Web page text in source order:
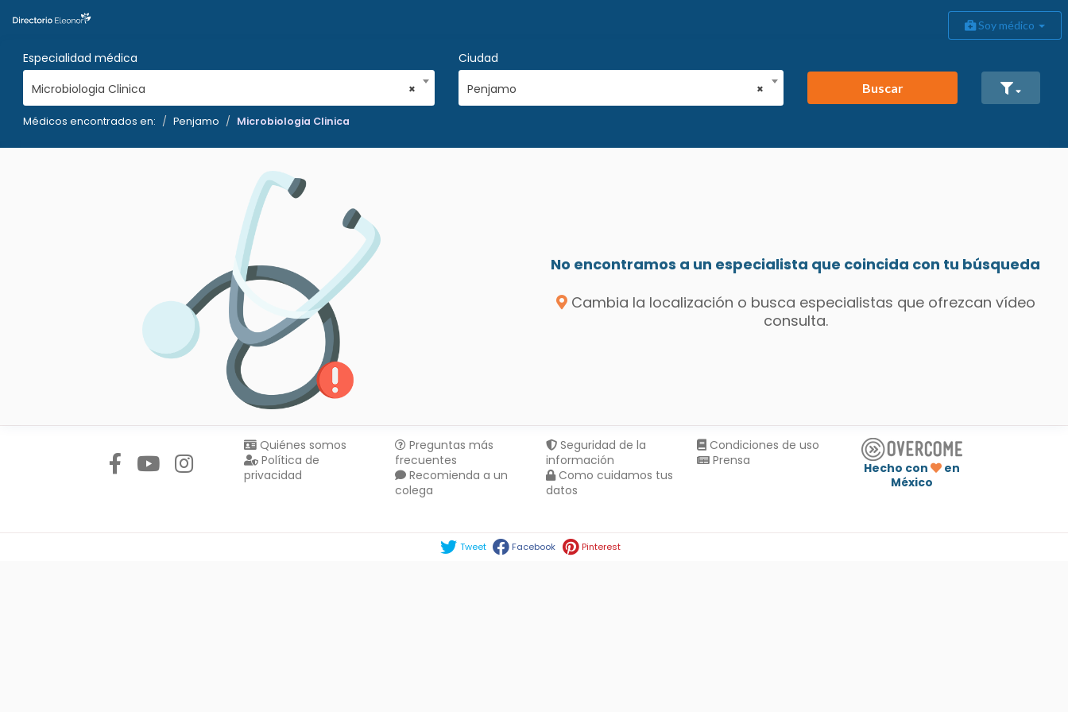
Soy médico
Especialidad médica
×
Microbiologia Clinica
Ciudad
×
Penjamo Buscar
Médicos encontrados en: Penjamo Microbiologia Clinica
No encontramos a un especialista que coincida con tu búsqueda
Cambia la localización o busca especialistas que ofrezcan vídeo
consulta.
Quiénes somos
Política de
privacidad
Preguntas más
frecuentes
Recomienda a un
colega
Seguridad de la
información
Como cuidamos tus
datos
Condiciones de uso
Prensa
Hecho con
en
México
Tweet Facebook Pinterest